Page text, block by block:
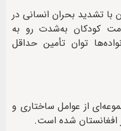
با تشدید بحران انسانی در
کودکان به‌شدت رو به
توان تأمین حداقل
از عوامل ساختاری و
افغانستان شده است.